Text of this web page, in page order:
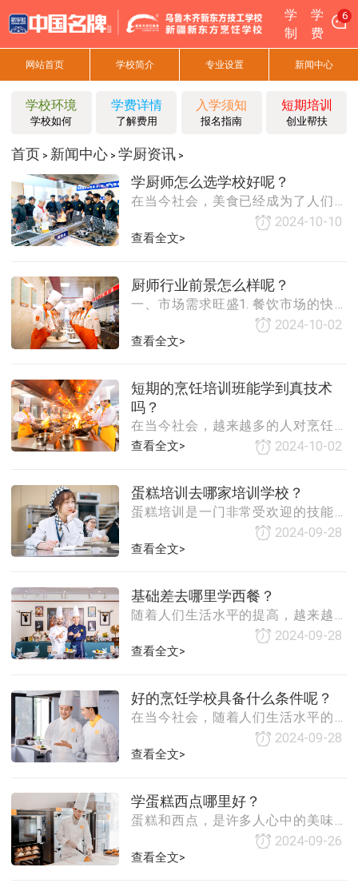
学
制
学
费
6
网站首页 学校简介 专业设置 新闻中心
学校环境
学校如何
学费详情
了解费用
入学须知
报名指南
短期培训
创业帮扶
首页 > 新闻中心> 学厨资讯>
学厨师怎么选学校好呢？
在当今社会，美食已经成为了人们生
活中不可或缺的一部分。越来越多的
人开始关注烹饪，甚至想要成为一名
要。那么，学厨师怎么选学校好呢？
本文将从以下几个方面为大家进行详
细的解答。一、明确自己的需求和目
标在选择烹饪学校之前，首先要明确
型的烹饪？你希望通过学习达到什么
程度？是为了找工作
2024-10-10
查看全文>
厨师行业前景怎么样呢？
一、市场需求旺盛1. 餐饮市场的快速
发展：随着人们生活节奏的加快，越
来越多的人选择在外面就餐，而非在
店、烧烤店等如雨后春笋般涌现。这
些餐馆为了吸引更多的顾客，纷纷提
高了菜品的质量和服务水平，对厨师
的需求也越来越大。2. 个性化和定制
来越多的人开始追求个性化和定制化
的美食，
2024-10-02
查看全文>
短期的烹饪培训班能学到真技术
吗？
在当今社会，越来越多的人对烹饪产
生了浓厚的兴趣。随着生活节奏的加
多人提升烹饪技能的选择。然而，很
多人认为短期的烹饪培训班无法学到
真正的技术，那么事实究竟如何呢？
本文将从多个角度对此进行探讨。我
功底，包括对食材的了解、烹饪方法
的掌握、口味的调整等方面。短期的
2024-10-02
查看全文>
蛋糕培训去哪家培训学校？
蛋糕培训是一门非常受欢迎的技能，
许多人都想学习如何制作美味的蛋
糕。然而，市场上有很多家蛋糕培训
意事项。我们需要了解自己的需求和
目标。如果您只是想学习一些基础的
蛋糕制作技巧，那么可以选择一些短
期课程或者线上课程。如果您想成为
些更加全面和系统的课程。我们需要
考虑学校的师资力量和教学质量。可
以通过查看学校的官
2024-09-28
查看全文>
基础差去哪里学西餐？
随着人们生活水平的提高，越来越多
的人开始关注自己的饮食健康和品
味。西餐作为一种高档的餐饮方式，
到无从下手。那么，基础差的人应该
去哪里学西餐呢？本文将为你推荐一
些适合基础较差的学习场所，帮助你
顺利掌握西餐的基本技巧。一、专业
师资力量和丰富的教学经验，能够为
学生提供系统、全面
2024-09-28
查看全文>
好的烹饪学校具备什么条件呢？
在当今社会，随着人们生活水平的提
高，越来越多的人开始关注自己的饮
食健康，烹饪技能也逐渐成为人们日
烹饪技巧的人来说至关重要。那么，
好的烹饪学校到底具备哪些条件呢？
本文将从以下几个方面进行阐述。
一、师资力量一个好的烹饪学校，首
2024-09-28
查看全文>
学蛋糕西点哪里好？
蛋糕和西点，是许多人心中的美味佳
肴。它们不仅口感丰富多样，而且制
作过程中蕴含着无尽的艺术魅力。然
2024-09-26
查看全文>